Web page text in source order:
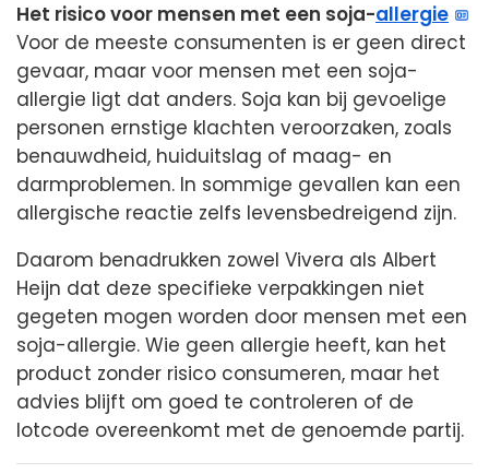
Het risico voor mensen met een soja-allergie
Voor de meeste consumenten is er geen direct
gevaar, maar voor mensen met een soja-
allergie ligt dat anders. Soja kan bij gevoelige
personen ernstige klachten veroorzaken, zoals
benauwdheid, huiduitslag of maag- en
darmproblemen. In sommige gevallen kan een
allergische reactie zelfs levensbedreigend zijn.
Daarom benadrukken zowel Vivera als Albert
Heijn dat deze specifieke verpakkingen niet
gegeten mogen worden door mensen met een
soja-allergie. Wie geen allergie heeft, kan het
product zonder risico consumeren, maar het
advies blijft om goed te controleren of de
lotcode overeenkomt met de genoemde partij.